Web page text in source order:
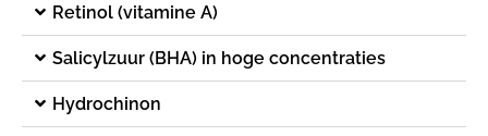
Retinol (vitamine A)
Salicylzuur (BHA) in hoge concentraties
Hydrochinon